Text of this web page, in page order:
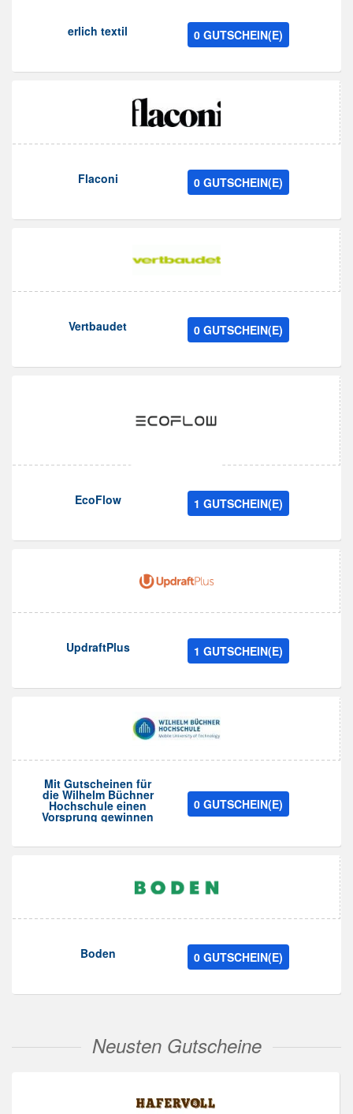
erlich textil 0 GUTSCHEIN(E)
Flaconi 0 GUTSCHEIN(E)
Vertbaudet 0 GUTSCHEIN(E)
EcoFlow 1 GUTSCHEIN(E)
UpdraftPlus 1 GUTSCHEIN(E)
Mit Gutscheinen für
die Wilhelm Büchner
Hochschule einen
Vorsprung gewinnen
0 GUTSCHEIN(E)
Boden 0 GUTSCHEIN(E)
Neusten Gutscheine